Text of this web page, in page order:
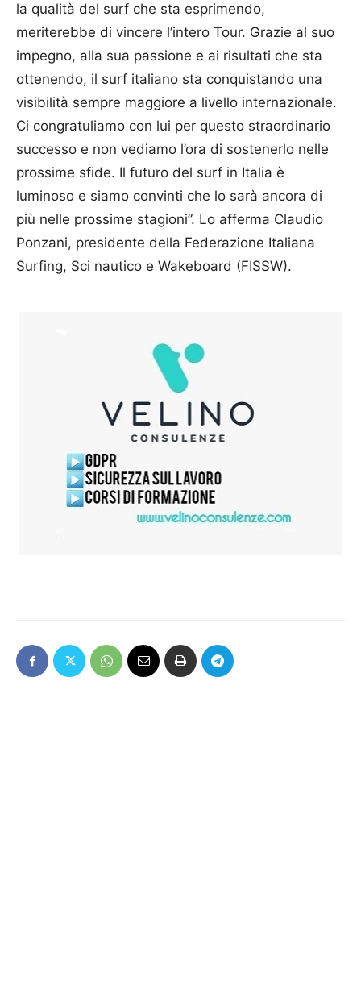
la qualità del surf che sta esprimendo,
meriterebbe di vincere l’intero Tour. Grazie al suo
impegno, alla sua passione e ai risultati che sta
ottenendo, il surf italiano sta conquistando una
visibilità sempre maggiore a livello internazionale.
Ci congratuliamo con lui per questo straordinario
successo e non vediamo l’ora di sostenerlo nelle
prossime sfide. Il futuro del surf in Italia è
luminoso e siamo convinti che lo sarà ancora di
più nelle prossime stagioni”. Lo afferma Claudio
Ponzani, presidente della Federazione Italiana
Surfing, Sci nautico e Wakeboard (FISSW).